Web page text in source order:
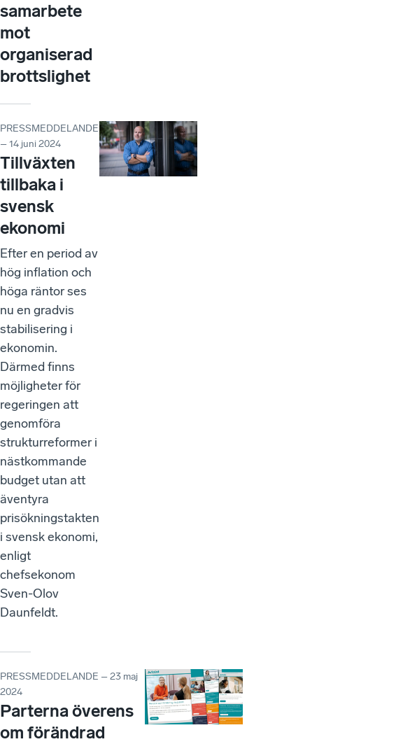
samarbete
mot
organiserad
brottslighet
PRESSMEDDELANDE
– 14 juni 2024
Tillväxten
tillbaka i
svensk
ekonomi
Efter en period av
hög inflation och
höga räntor ses
nu en gradvis
stabilisering i
ekonomin.
Därmed finns
möjligheter för
regeringen att
genomföra
strukturreformer i
nästkommande
budget utan att
äventyra
prisökningstakten
i svensk ekonomi,
enligt
chefsekonom
Sven-Olov
Daunfeldt.
PRESSMEDDELANDE – 23 maj
2024
Parterna överens
om förändrad